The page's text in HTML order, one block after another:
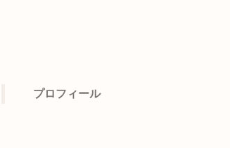
プロフィール